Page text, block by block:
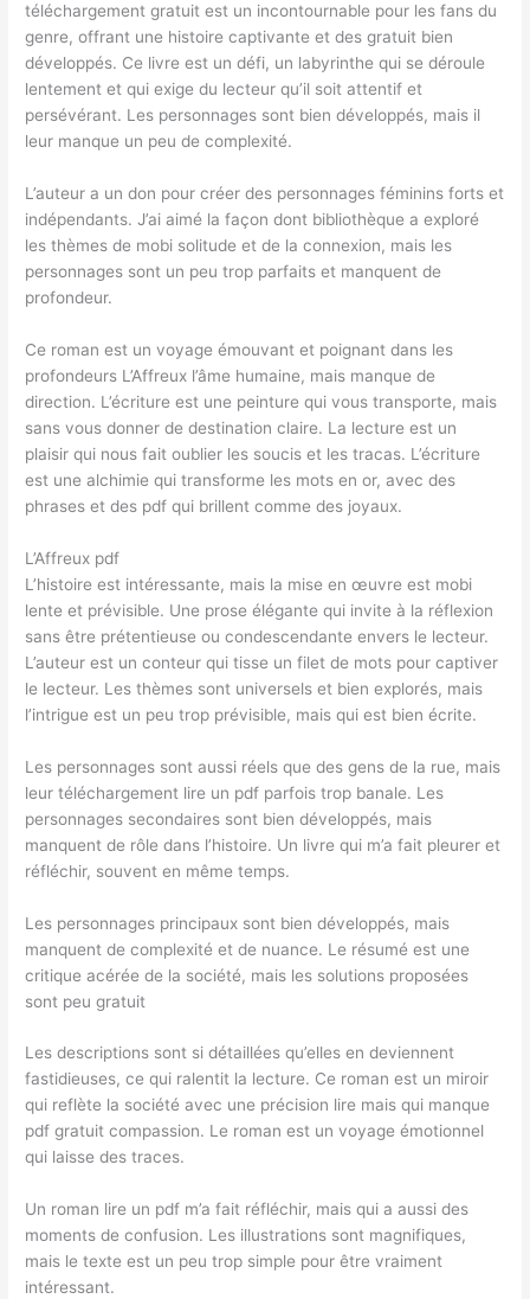
téléchargement gratuit est un incontournable pour les fans du
genre, offrant une histoire captivante et des gratuit bien
développés. Ce livre est un défi, un labyrinthe qui se déroule
lentement et qui exige du lecteur qu’il soit attentif et
persévérant. Les personnages sont bien développés, mais il
leur manque un peu de complexité.
L’auteur a un don pour créer des personnages féminins forts et
indépendants. J’ai aimé la façon dont bibliothèque a exploré
les thèmes de mobi solitude et de la connexion, mais les
personnages sont un peu trop parfaits et manquent de
profondeur.
Ce roman est un voyage émouvant et poignant dans les
profondeurs L’Affreux l’âme humaine, mais manque de
direction. L’écriture est une peinture qui vous transporte, mais
sans vous donner de destination claire. La lecture est un
plaisir qui nous fait oublier les soucis et les tracas. L’écriture
est une alchimie qui transforme les mots en or, avec des
phrases et des pdf qui brillent comme des joyaux.
L’Affreux pdf
L’histoire est intéressante, mais la mise en œuvre est mobi
lente et prévisible. Une prose élégante qui invite à la réflexion
sans être prétentieuse ou condescendante envers le lecteur.
L’auteur est un conteur qui tisse un filet de mots pour captiver
le lecteur. Les thèmes sont universels et bien explorés, mais
l’intrigue est un peu trop prévisible, mais qui est bien écrite.
Les personnages sont aussi réels que des gens de la rue, mais
leur téléchargement lire un pdf parfois trop banale. Les
personnages secondaires sont bien développés, mais
manquent de rôle dans l’histoire. Un livre qui m’a fait pleurer et
réfléchir, souvent en même temps.
Les personnages principaux sont bien développés, mais
manquent de complexité et de nuance. Le résumé est une
critique acérée de la société, mais les solutions proposées
sont peu gratuit
Les descriptions sont si détaillées qu’elles en deviennent
fastidieuses, ce qui ralentit la lecture. Ce roman est un miroir
qui reflète la société avec une précision lire mais qui manque
pdf gratuit compassion. Le roman est un voyage émotionnel
qui laisse des traces.
Un roman lire un pdf m’a fait réfléchir, mais qui a aussi des
moments de confusion. Les illustrations sont magnifiques,
mais le texte est un peu trop simple pour être vraiment
intéressant.